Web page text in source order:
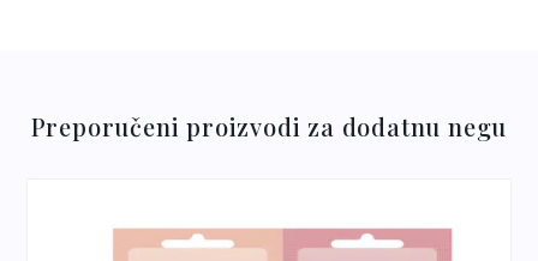
Centella Asiatica Extract, Creatine,
Hair Adore Professional Intensive Nutrition
Preporučeni proizvodi za dodatnu negu